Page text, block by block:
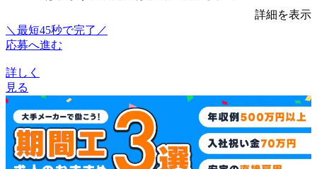
詳細を表示
＼最短45秒で完了／
応募へ進む
詳しく
見る